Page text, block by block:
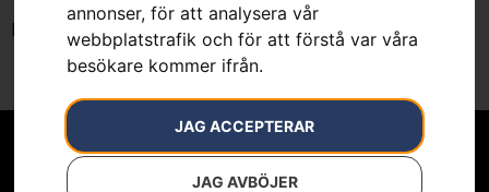
annonser, för att analysera vår
webbplatstrafik och för att förstå var våra
besökare kommer ifrån.
JAG ACCEPTERAR
JAG AVBÖJER
Inga resultat.